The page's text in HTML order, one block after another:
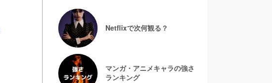
Netflixで次何観る？
マンガ・アニメキャラの強さ
ランキング